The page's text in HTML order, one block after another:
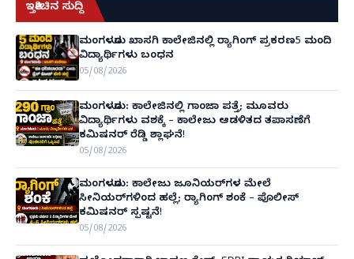
ಇತ್ತೀಚಿನ ಸುದ್ದಿ
ಮಂಗಳೂರು ಖಾಸಗಿ ಕಾಲೇಜಿನಲ್ಲಿ ರ‌್ಯಾಗಿಂಗ್ ಪ್ರಕರಣ5 ಮಂದಿ
ವಿದ್ಯಾರ್ಥಿಗಳು ಬಂಧನ
05/08/2026
ಮಂಗಳೂರು: ಕಾಲೇಜಿನಲ್ಲಿ ಗಾಂಜಾ ಪತ್ತೆ; ಮೂವರು
ವಿದ್ಯಾರ್ಥಿಗಳು ವಶಕ್ಕೆ – ಕಾಲೇಜು ಆಡಳಿತದ ತಪಾಸಣೆಗೆ
ಕಮಿಷನರ್ ರೆಡ್ಡಿ ಶ್ಲಾಘನೆ!
05/08/2026
ಮಂಗಳೂರು: ಕಾಲೇಜು ಜೂನಿಯರ್‌ಗಳ ಮೇಲೆ
ಸೀನಿಯರ್‌ಗಳಿಂದ ಹಲ್ಲೆ; ರ‌್ಯಾಗಿಂಗ್ ಶಂಕೆ – ಪೊಲೀಸ್
ಕಮಿಷನರ್ ಸ್ಪಷ್ಟನೆ!
05/08/2026